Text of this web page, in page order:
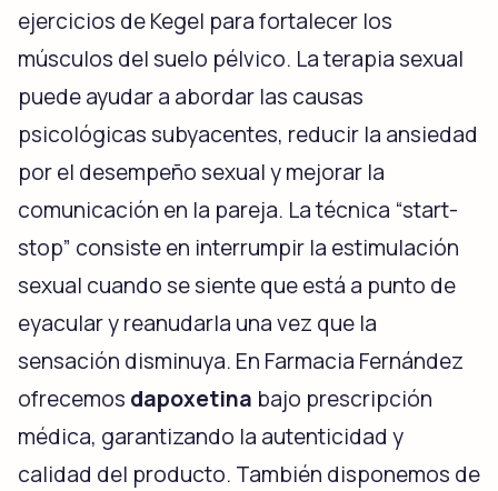
ejercicios de Kegel para fortalecer los
músculos del suelo pélvico. La terapia sexual
puede ayudar a abordar las causas
psicológicas subyacentes, reducir la ansiedad
por el desempeño sexual y mejorar la
comunicación en la pareja. La técnica “start-
stop” consiste en interrumpir la estimulación
sexual cuando se siente que está a punto de
eyacular y reanudarla una vez que la
sensación disminuya. En Farmacia Fernández
ofrecemos dapoxetina bajo prescripción
médica, garantizando la autenticidad y
calidad del producto. También disponemos de